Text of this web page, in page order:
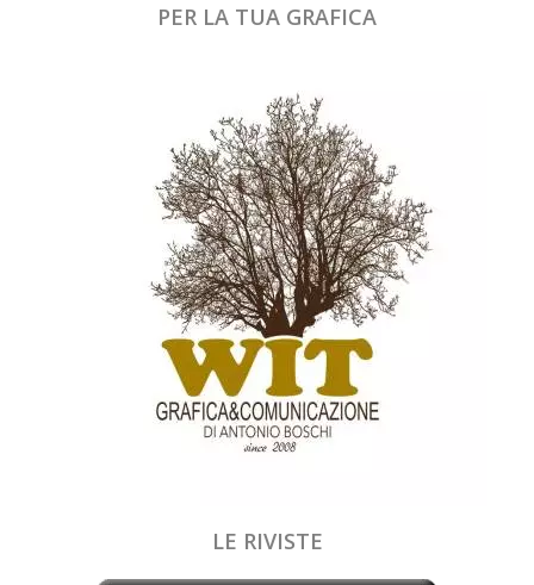
PER LA TUA GRAFICA
LE RIVISTE